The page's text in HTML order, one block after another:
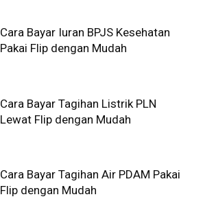
Cara Bayar Iuran BPJS Kesehatan
Pakai Flip dengan Mudah
Cara Bayar Tagihan Listrik PLN
Lewat Flip dengan Mudah
Cara Bayar Tagihan Air PDAM Pakai
Flip dengan Mudah